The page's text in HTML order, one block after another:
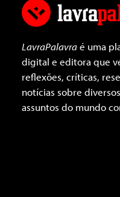
LavraPalavraé uma
digital e editora que
reflexões, críticas,
notícias sobre
assuntos do mundo